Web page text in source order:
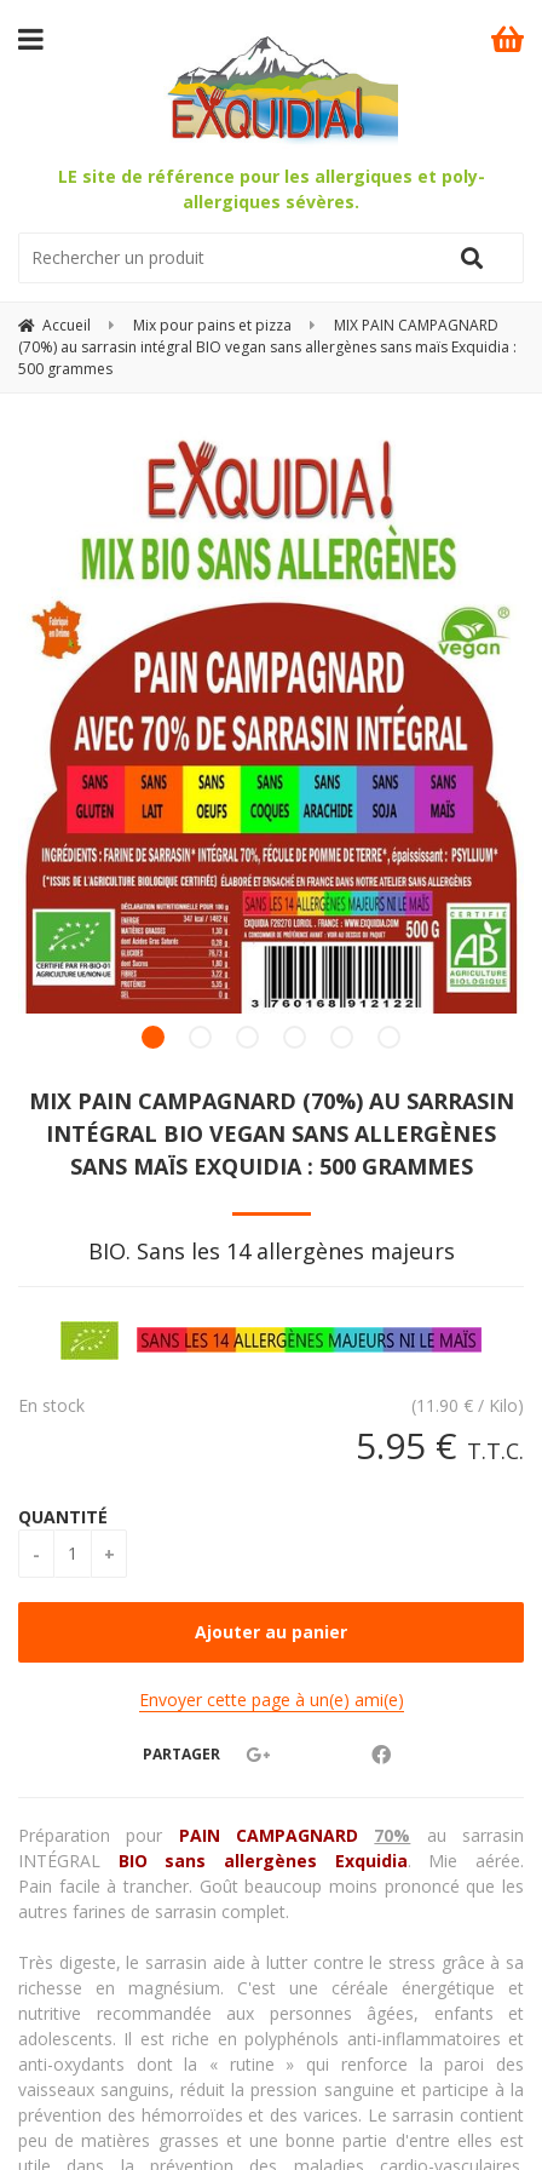
LE site de référence pour les allergiques et poly-
allergiques sévères.
Accueil Mix pour pains et pizza
MIX PAIN CAMPAGNARD
(70%) au sarrasin intégral BIO vegan sans allergènes sans maïs Exquidia :
500 grammes
MIX PAIN CAMPAGNARD (70%) AU SARRASIN
INTÉGRAL BIO VEGAN SANS ALLERGÈNES
SANS MAÏS EXQUIDIA : 500 GRAMMES
BIO. Sans les 14 allergènes majeurs
(11.90 € / Kilo)
5.95 € T.T.C.
En stock
QUANTITÉ
Envoyer cette page à un(e) ami(e)
PARTAGER
Préparation pour PAIN CAMPAGNARD 70% au sarrasin
INTÉGRAL BIO sans allergènes Exquidia. Mie aérée.
Pain facile à trancher. Goût beaucoup moins prononcé que les
autres farines de sarrasin complet.
Très digeste, le sarrasin aide à lutter contre le stress grâce à sa
richesse en magnésium. C'est une céréale énergétique et
nutritive recommandée aux personnes âgées, enfants et
adolescents. Il est riche en polyphénols anti-inflammatoires et
anti-oxydants dont la « rutine » qui renforce la paroi des
vaisseaux sanguins, réduit la pression sanguine et participe à la
prévention des hémorroïdes et des varices. Le sarrasin contient
peu de matières grasses et une bonne partie d'entre elles est